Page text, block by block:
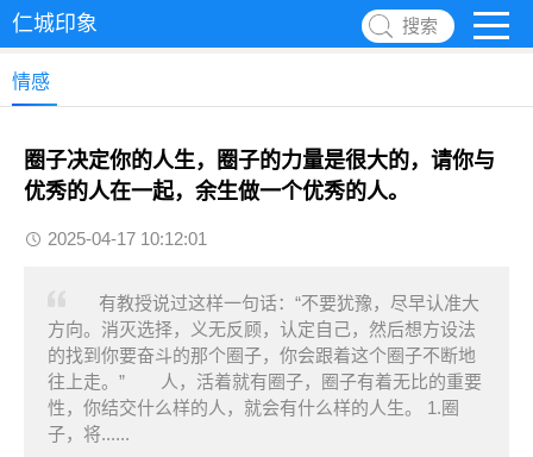
仁城印象 搜索
情感
圈子决定你的人生，圈子的力量是很大的，请你与
优秀的人在一起，余生做一个优秀的人。
2025-04-17 10:12:01
有教授说过这样一句话：“不要犹豫，尽早认准大
方向。消灭选择，义无反顾，认定自己，然后想方设法
的找到你要奋斗的那个圈子，你会跟着这个圈子不断地
往上走。” 人，活着就有圈子，圈子有着无比的重要
性，你结交什么样的人，就会有什么样的人生。 1.圈
子，将......